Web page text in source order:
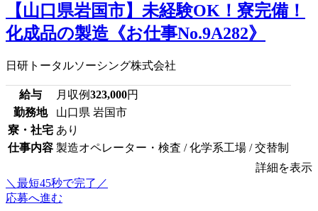
【山口県岩国市】未経験OK！寮完備！
化成品の製造《お仕事No.9A282》
日研トータルソーシング株式会社
給与 月収例323,000円
勤務地
山口県 岩国市
寮・社宅 あり
仕事内容 製造オペレーター・検査 / 化学系工場 / 交替制
詳細を表示
＼最短45秒で完了／
応募へ進む